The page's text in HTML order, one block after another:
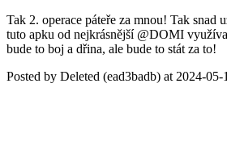
Tak 2. operace páteře za mnou! Tak snad
tuto apku od nejkrásnější @DOMI
bude to boj a dřina, ale bude to stát za to!
Posted by Deleted (ead3badb) at 2024-